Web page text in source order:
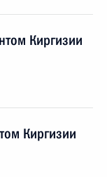
Киргизии
Киргизии